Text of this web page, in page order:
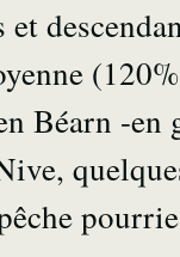
Béarn -en